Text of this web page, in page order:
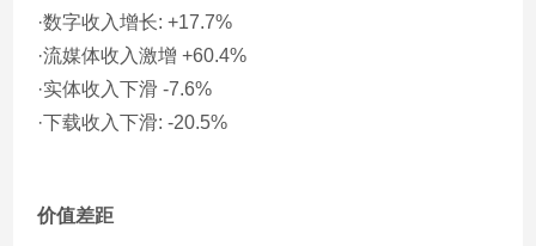
·数字收入增长: +17.7%
·流媒体收入激增 +60.4%
·实体收入下滑 -7.6%
·下载收入下滑: -20.5%
价值差距